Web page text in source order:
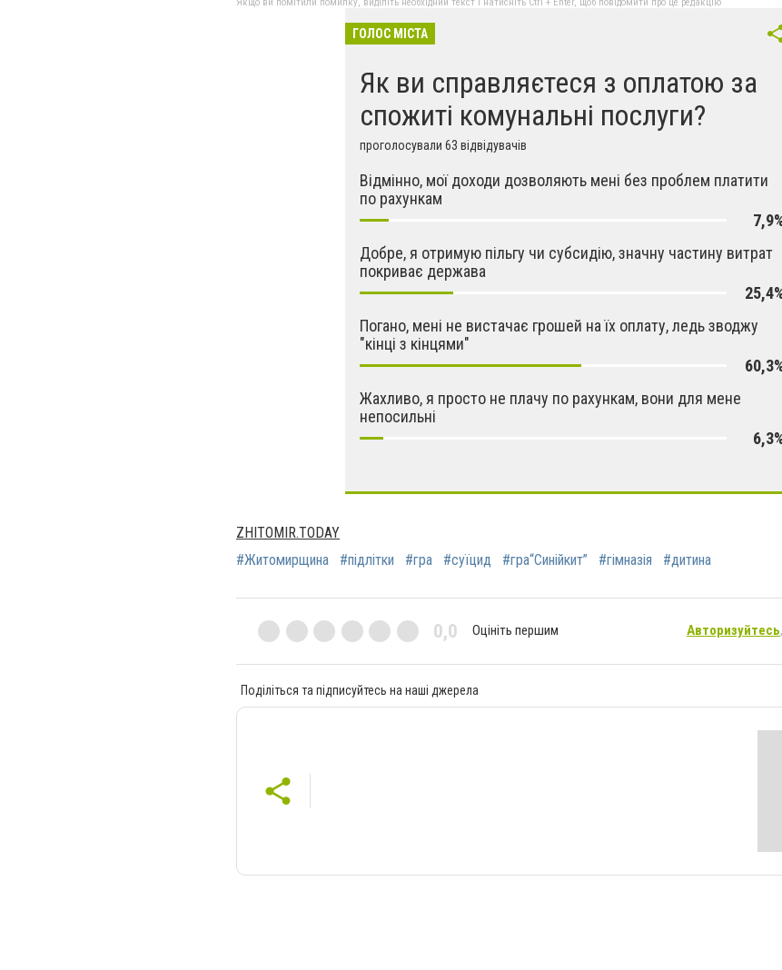
ГОЛОС МІСТА
Як ви справляєтеся з оплатою за
спожиті комунальні послуги?
проголосували 63 відвідувачів
Відмінно, мої доходи дозволяють мені без проблем платити
по рахункам
Добре, я отримую пільгу чи субсидію, значну частину витрат
покриває держава
Погано, мені не вистачає грошей на їх оплату, ледь зводжу
"кінці з кінцями"
Жахливо, я просто не плачу по рахункам, вони для мене
непосильні
ZHITOMIR.TODAY
#Житомирщина
#підлітки #гра #суїцид #гра“Синійкит” #гімназія #дитина
0,0 Оцініть першим Авторизуйтесь
Поділіться та підписуйтесь на наші джерела